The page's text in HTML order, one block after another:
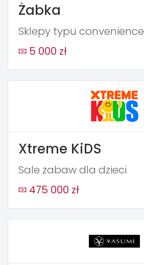
Żabka
Sklepy typu convenience
5 000 zł
Xtreme KiDS
Sale zabaw dla dzieci
475 000 zł